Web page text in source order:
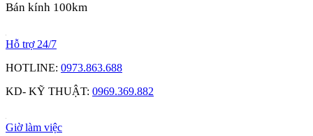
Bán kính 100km
Hỗ trợ 24/7
HOTLINE: 0973.863.688
KD- KỸ THUẬT: 0969.369.882
Giờ làm việc